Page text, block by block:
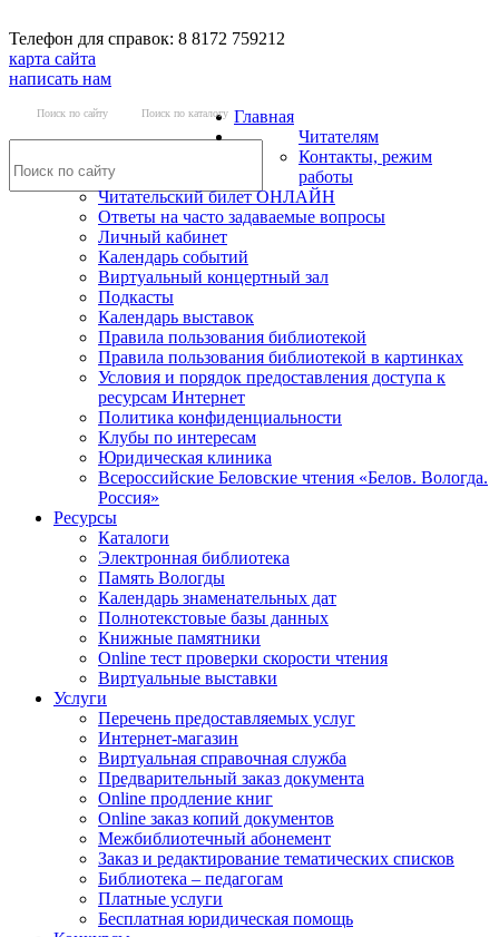
Телефон для справок: 8 8172 759212
карта сайта
написать нам
Поиск по сайту Поиск по каталогу Главная
Читателям
Контакты, режим
работы
Читательский билет ОНЛАЙН
Ответы на часто задаваемые вопросы
Личный кабинет
Календарь событий
Виртуальный концертный зал
Подкасты
Календарь выставок
Правила пользования библиотекой
Правила пользования библиотекой в картинках
Условия и порядок предоставления доступа к
ресурсам Интернет
Политика конфиденциальности
Клубы по интересам
Юридическая клиника
Всероссийские Беловские чтения «Белов. Вологда.
Россия»
Ресурсы
Каталоги
Электронная библиотека
Память Вологды
Календарь знаменательных дат
Полнотекстовые базы данных
Книжные памятники
Online тест проверки скорости чтения
Виртуальные выставки
Услуги
Перечень предоставляемых услуг
Интернет-магазин
Виртуальная справочная служба
Предварительный заказ документа
Online продление книг
Online заказ копий документов
Межбиблиотечный абонемент
Заказ и редактирование тематических списков
Библиотека – педагогам
Платные услуги
Бесплатная юридическая помощь